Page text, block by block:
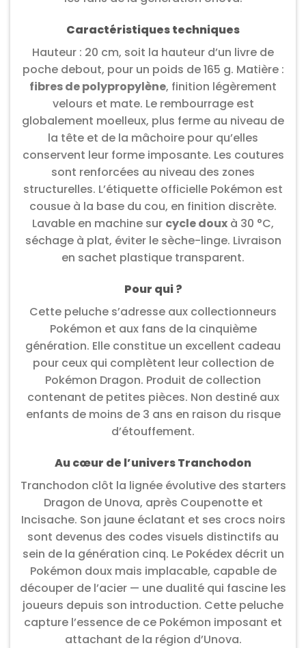
Caractéristiques techniques
Hauteur : 20 cm, soit la hauteur d’un livre de
poche debout, pour un poids de 165 g. Matière :
fibres de polypropylène, finition légèrement
velours et mate. Le rembourrage est
globalement moelleux, plus ferme au niveau de
la tête et de la mâchoire pour qu’elles
conservent leur forme imposante. Les coutures
sont renforcées au niveau des zones
structurelles. L’étiquette officielle Pokémon est
cousue à la base du cou, en finition discrète.
Lavable en machine sur cycle doux à 30 °C,
séchage à plat, éviter le sèche-linge. Livraison
en sachet plastique transparent.
Pour qui ?
Cette peluche s’adresse aux collectionneurs
Pokémon et aux fans de la cinquième
génération. Elle constitue un excellent cadeau
pour ceux qui complètent leur collection de
Pokémon Dragon. Produit de collection
contenant de petites pièces. Non destiné aux
enfants de moins de 3 ans en raison du risque
d’étouffement.
Au cœur de l’univers Tranchodon
Tranchodon clôt la lignée évolutive des starters
Dragon de Unova, après Coupenotte et
Incisache. Son jaune éclatant et ses crocs noirs
sont devenus des codes visuels distinctifs au
sein de la génération cinq. Le Pokédex décrit un
Pokémon doux mais implacable, capable de
découper de l’acier — une dualité qui fascine les
joueurs depuis son introduction. Cette peluche
capture l’essence de ce Pokémon imposant et
attachant de la région d’Unova.